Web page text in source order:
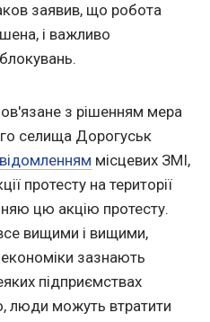
заявив, що робота
і важливо
з рішенням мера
селища Дорогуськ
місцевих ЗМІ,
протесту на території
цю акцію протесту.
вищими і вищими,
економіки зазнають
підприємствах
люди можуть втратити